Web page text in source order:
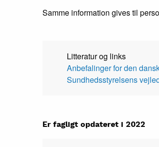
Samme information gives til
Litteratur og links
Anbefalinger for den
Sundhedsstyrelsens
Er fagligt opdateret i 2022